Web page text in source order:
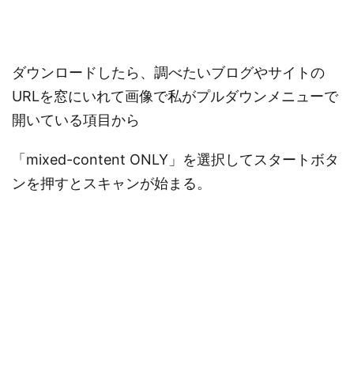
ダウンロードしたら、調べたいブログやサイトの
URLを窓にいれて画像で私がプルダウンメニューで
開いている項目から
「mixed-content ONLY」を選択してスタートボタ
ンを押すとスキャンが始まる。